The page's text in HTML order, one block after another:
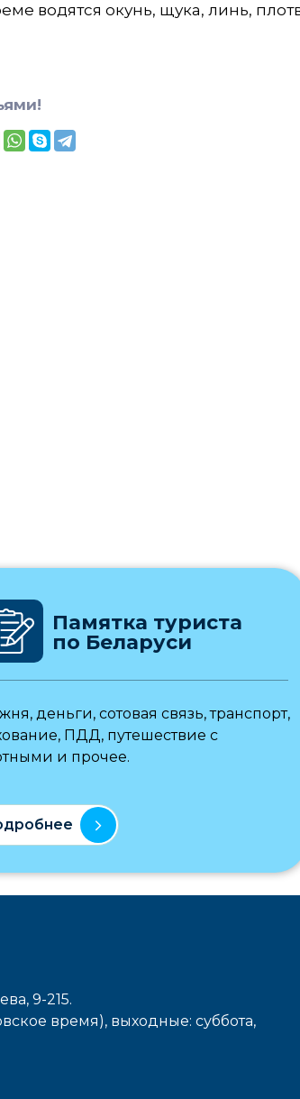
водятся окунь, щука, линь,
Памятка туриста
по Беларуси
деньги, сотовая связь, транспорт,
ПДД, путешествие с
и прочее.
9-215.
время), выходные: cуббота,